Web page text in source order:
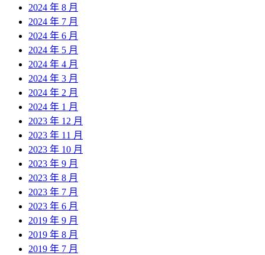
2024 年 8 月
2024 年 7 月
2024 年 6 月
2024 年 5 月
2024 年 4 月
2024 年 3 月
2024 年 2 月
2024 年 1 月
2023 年 12 月
2023 年 11 月
2023 年 10 月
2023 年 9 月
2023 年 8 月
2023 年 7 月
2023 年 6 月
2019 年 9 月
2019 年 8 月
2019 年 7 月